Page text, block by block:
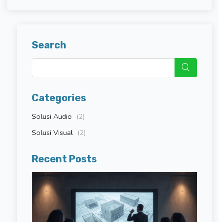
Search
Categories
Solusi Audio (2)
Solusi Visual (2)
Recent Posts